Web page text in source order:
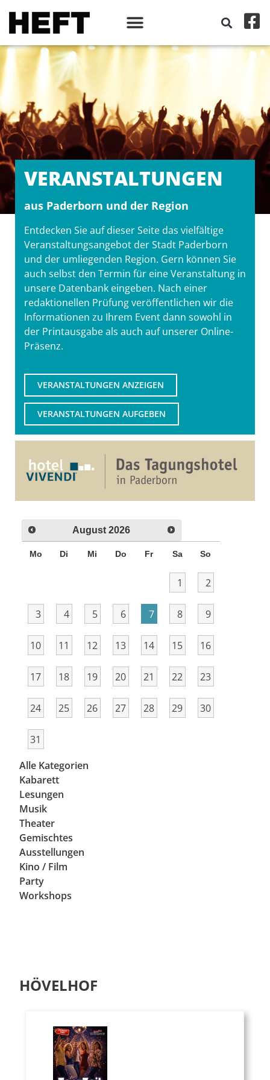
VERANSTALT­UNGEN
aus Paderborn und der Region
Entdecken Sie auf dieser Seite das vielfältige
Veranstaltungsangebot der Stadt Paderborn
und der umliegenden Region. Gern können Sie
auch selbst den Termin für eine Veranstaltung in
unsere Datenbank eingeben. Nach einer
redaktionellen Prüfung veröffentlichen wir die
Informationen zu Ihrem Event dann sowohl in
der Printausgabe als auch auf unserer Online-
Präsenz.
VERANSTALTUNGEN ANZEIGEN
VERANSTALTUNGEN AUFGEBEN
August 2026
Mo Di Mi Do Fr Sa So
1 2
3 4 5 6 7 8 9
10 11 12 13 14 15 16
17 18 19 20 21 22 23
24 25 26 27 28 29 30
31
Alle Kategorien
Kabarett
Lesungen
Musik
Theater
Gemischtes
Ausstellungen
Kino / Film
Party
Workshops
HÖVELHOF